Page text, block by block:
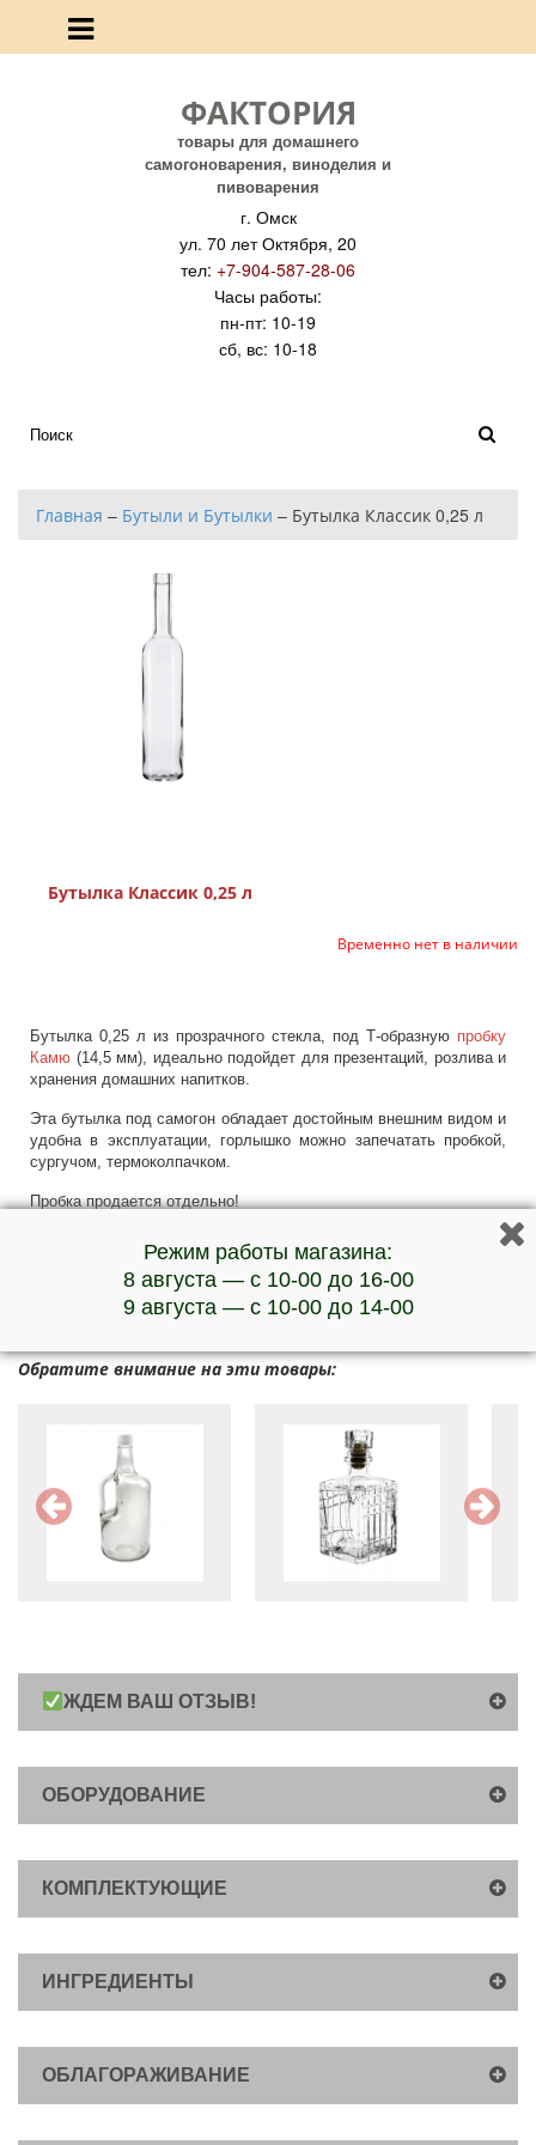
ФАКТОРИЯ
товары для домашнего
самогоноварения, виноделия и
пивоварения
г. Омск
ул. 70 лет Октября, 20
тел: +7-904-587-28-06
Часы работы:
пн-пт: 10-19
сб, вс: 10-18
Главная – Бутыли и Бутылки – Бутылка Классик 0,25 л
Бутылка Классик 0,25 л
Временно нет в наличии
Бутылка 0,25 л из прозрачного стекла, под Т-образную пробку
Камю (14,5 мм), идеально подойдет для презентаций, розлива и
хранения домашних напитков.
Эта бутылка под самогон обладает достойным внешним видом и
удобна в эксплуатации, горлышко можно запечатать пробкой,
сургучом, термоколпачком.
Пробка продается отдельно!
***Наличие товара и актуальную стоимость уточняйте у
менеджеров по телефону
Обратите внимание на эти товары:
ЖДЕМ ВАШ ОТЗЫВ!
ОБОРУДОВАНИЕ
КОМПЛЕКТУЮЩИЕ
ИНГРЕДИЕНТЫ
ОБЛАГОРАЖИВАНИЕ
Режим работы магазина:
8 августа — с 10-00 до 16-00
9 августа — с 10-00 до 14-00